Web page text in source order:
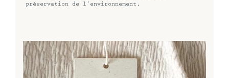
préservation de l’environnement.